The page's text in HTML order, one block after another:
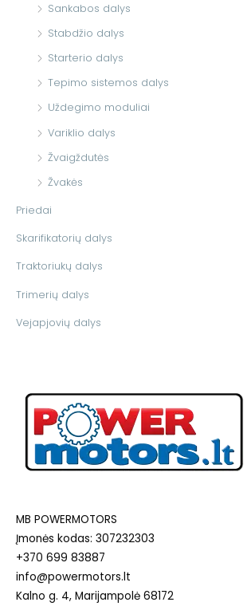
Sankabos dalys
Stabdžio dalys
Starterio dalys
Tepimo sistemos dalys
Uždegimo moduliai
Variklio dalys
Žvaigždutės
Žvakės
Priedai
Skarifikatorių dalys
Traktoriukų dalys
Trimerių dalys
Vejapjovių dalys
MB POWERMOTORS
Įmonės kodas: 307232303
+370 699 83887
info@powermotors.lt
Kalno g. 4, Marijampolė 68172